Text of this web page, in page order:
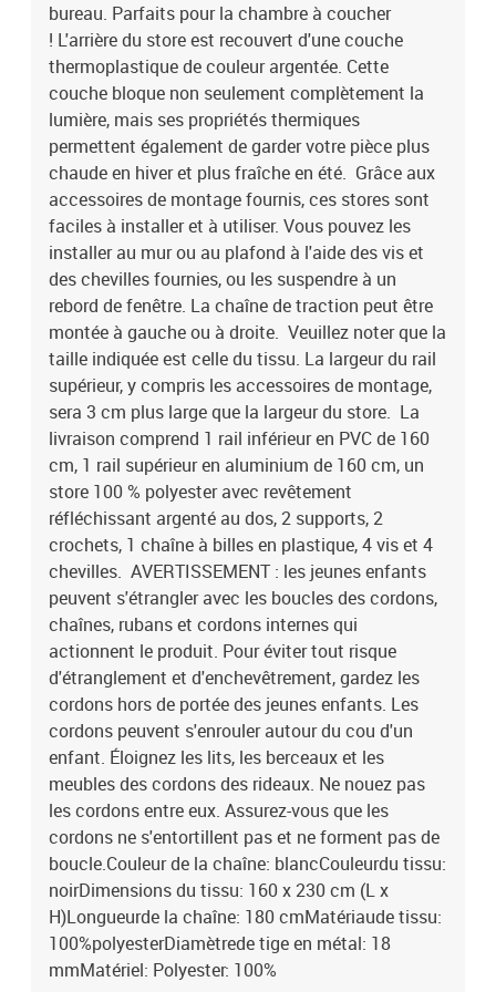
bureau. Parfaits pour la chambre à coucher
! L'arrière du store est recouvert d'une couche
thermoplastique de couleur argentée. Cette
couche bloque non seulement complètement la
lumière, mais ses propriétés thermiques
permettent également de garder votre pièce plus
chaude en hiver et plus fraîche en été. Grâce aux
accessoires de montage fournis, ces stores sont
faciles à installer et à utiliser. Vous pouvez les
installer au mur ou au plafond à l'aide des vis et
des chevilles fournies, ou les suspendre à un
rebord de fenêtre. La chaîne de traction peut être
montée à gauche ou à droite. Veuillez noter que la
taille indiquée est celle du tissu. La largeur du rail
supérieur, y compris les accessoires de montage,
sera 3 cm plus large que la largeur du store. La
livraison comprend 1 rail inférieur en PVC de 160
cm, 1 rail supérieur en aluminium de 160 cm, un
store 100 % polyester avec revêtement
réfléchissant argenté au dos, 2 supports, 2
crochets, 1 chaîne à billes en plastique, 4 vis et 4
chevilles. AVERTISSEMENT : les jeunes enfants
peuvent s'étrangler avec les boucles des cordons,
chaînes, rubans et cordons internes qui
actionnent le produit. Pour éviter tout risque
d'étranglement et d'enchevêtrement, gardez les
cordons hors de portée des jeunes enfants. Les
cordons peuvent s'enrouler autour du cou d'un
enfant. Éloignez les lits, les berceaux et les
meubles des cordons des rideaux. Ne nouez pas
les cordons entre eux. Assurez-vous que les
cordons ne s'entortillent pas et ne forment pas de
boucle.Couleur de la chaîne: blancCouleurdu tissu:
noirDimensions du tissu: 160 x 230 cm (L x
H)Longueurde la chaîne: 180 cmMatériaude tissu:
100%polyesterDiamètrede tige en métal: 18
mmMatériel: Polyester: 100%